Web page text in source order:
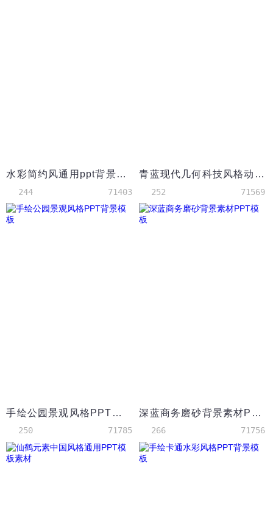
水彩简约风通用ppt背景模板
244 71403
青蓝现代几何科技风格动态PPT背景模板
252 71569
手绘公园景观风格PPT背景模板
250 71785
深蓝商务磨砂背景素材PPT模板
266 71756